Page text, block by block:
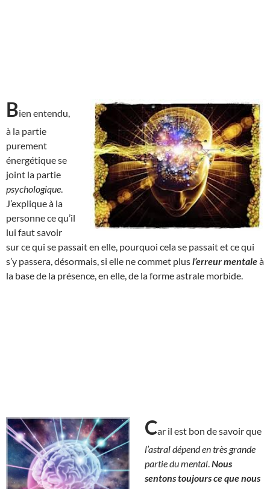
Bien entendu,
à la partie
purement
énergétique se
joint la partie
psychologique
J’explique à la
personne ce qu’il
lui faut savoir
sur ce qui se passait en elle, pourquoi cela se passait et ce qui
s’y passera, désormais, si elle ne commet plusl’erreur mentaleà
la base de la présence, en elle, de la forme astrale morbide.
Car il est bon de savoir que
l’astral dépend en très grande
partie du mental Nous
sentons toujours ce que nous